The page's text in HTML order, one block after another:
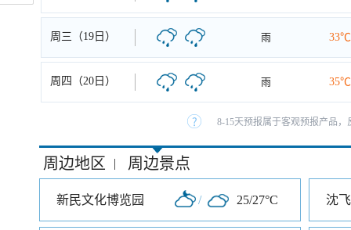
周三（19日） 雨 33℃
周四（20日） 雨 35℃
8-15天预报属于客观预报产品
周边地区 | 周边景点
新民文化博览园 / 25/27°C 沈